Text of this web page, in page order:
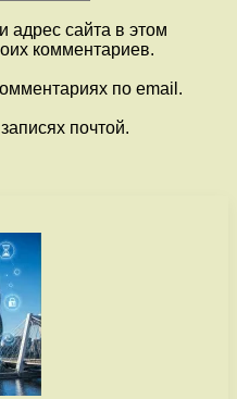
адрес сайта в этом
комментариев.
по email.
почтой.